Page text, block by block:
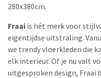
280x380cm.
Fraai is hét merk voor
eigentijdse uitstraling.
we trendy vloerkleden die
elk interieur. Of je nu valt
uitgesproken design, Fraai